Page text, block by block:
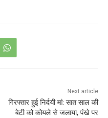
Next article
गिरफ्तार हुई निर्दयी मां: सात साल की
बेटी को कोयले से जलाया, पंखे पर